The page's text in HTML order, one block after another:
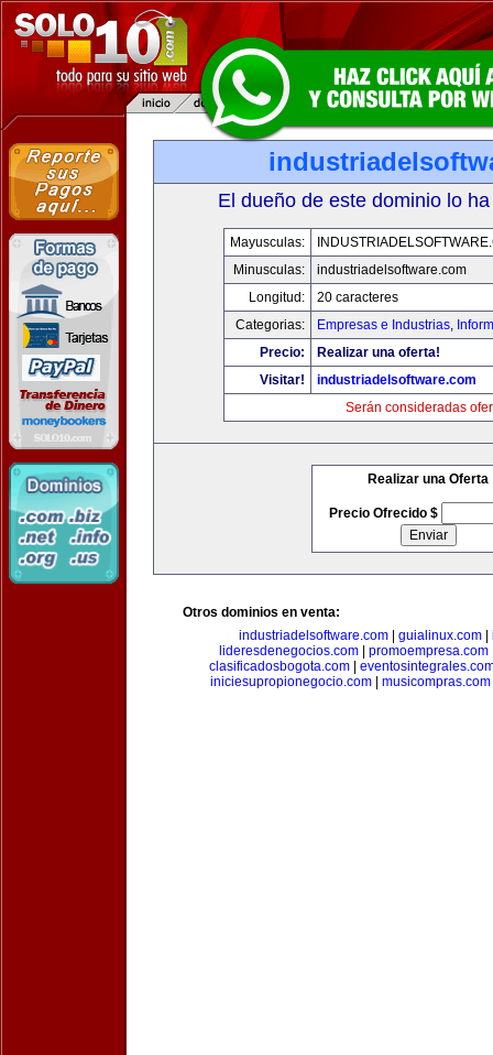
El dueño de este dominio lo
Mayusculas:
Minusculas:
industriadelsoftware.com
Longitud:
20 caracteres
Categorias:
Empresas e Industrias,
Precio:
Realizar una oferta!
Visitar!
industriadelsoftware.com
Serán consideradas
Realizar una Oferta
Precio Ofrecido $
Otros dominios en venta:
industriadelsoftware.com| guialinux.com|
lideresdenegocios.com
promoempresa.com
clasificadosbogota.com
iniciesupropionegocio.com
musicompras.com